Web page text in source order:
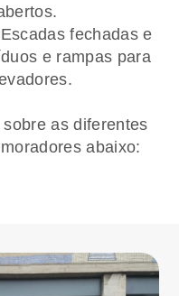
fechadas e
e rampas para
as diferentes
abaixo: